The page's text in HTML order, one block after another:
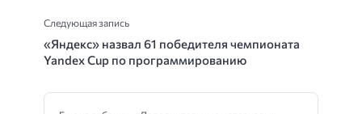
Следующая запись
«Яндекс» назвал 61 победителя чемпионата
Yandex Cup по программированию